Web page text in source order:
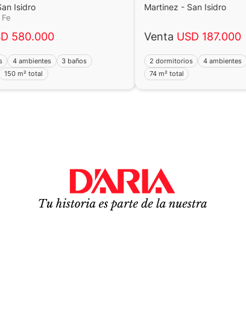
Isidro
Fe
580.000
4 ambientes
3 baños
150 m² total
Martinez - San Isidro
Venta USD 187.000
2 dormitorios 4 ambientes
74 m² total